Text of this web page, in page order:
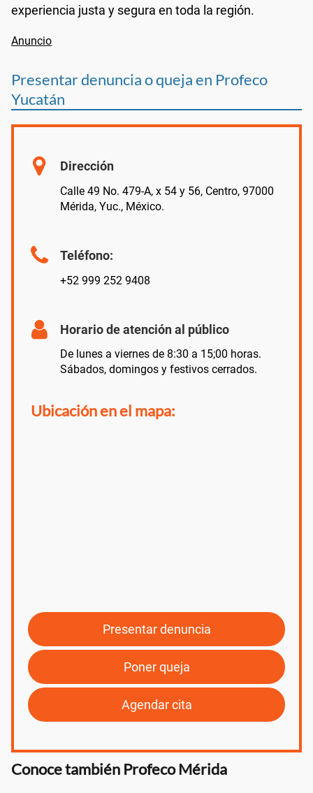
experiencia justa y segura en toda la región.
Presentar denuncia o queja en Profeco
Yucatán
Dirección
Calle 49 No. 479-A, x 54 y 56, Centro, 97000
Mérida, Yuc., México.
Teléfono:
+52 999 252 9408
Horario de atención al público
De lunes a viernes de 8:30 a 15;00 horas.
Sábados, domingos y festivos cerrados.
Ubicación en el mapa:
Presentar denuncia
Poner queja
Agendar cita
Conoce también Profeco Mérida